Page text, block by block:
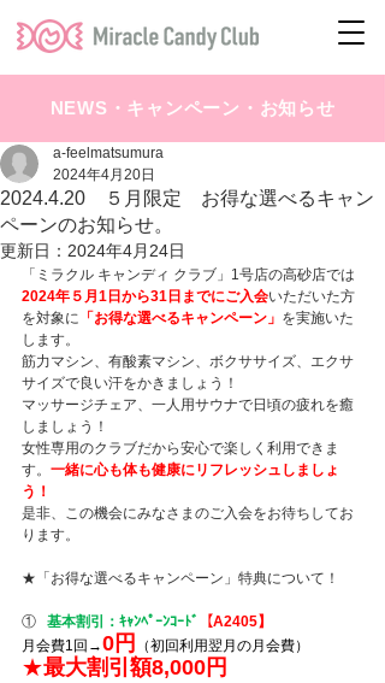
NEWS・キャンペーン・お知らせ
2024.4.20 ５月限定 お得な選べるキャン
ペーンのお知らせ。
a-feelmatsumura
2024年4月20日
更新日： 2024年4月24日
「ミラクル キャンディ クラブ」1号店の高砂店では
2024年５月1日から31日までにご入会いただいた方
を対象に 「お得な選べるキャンペーン」 を実施いた
します。
筋力マシン、有酸素マシン、ボクササイズ、エクサ
サイズで良い汗をかきましょう！
マッサージチェア、一人用サウナで日頃の疲れを癒
しましょう！
女性専用のクラブだから安心で楽しく利用できま
す。 一緒に心も体も健康にリフレッシュしましょ
う！
是非、この機会にみなさまのご入会をお待ちしてお
ります。
★「お得な選べるキャンペーン」特典について！
① 基本割引：ｷｬﾝﾍﾟｰﾝｺｰﾄﾞ
【A2405】
月会費1回→0円 （初回利用翌月の月会費）
★最大割引額8,000円